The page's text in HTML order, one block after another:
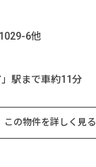
6他
駅まで車約11分
この物件を詳しく見る